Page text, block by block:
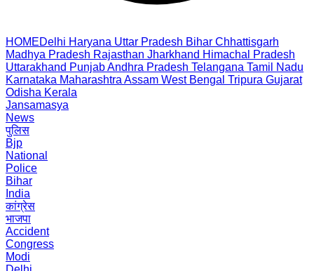
HOMEDelhi Haryana Uttar Pradesh Bihar Chhattisgarh
Madhya Pradesh Rajasthan Jharkhand Himachal Pradesh
Uttarakhand PunjabAndhra Pradesh Telangana Tamil Nadu
Karnataka Maharashtra Assam West Bengal Tripura Gujarat
Odisha Kerala
Jansamasya
News
पुलिस
Bjp
National
Police
Bihar
India
कांग्रेस
भाजपा
Accident
Congress
Modi